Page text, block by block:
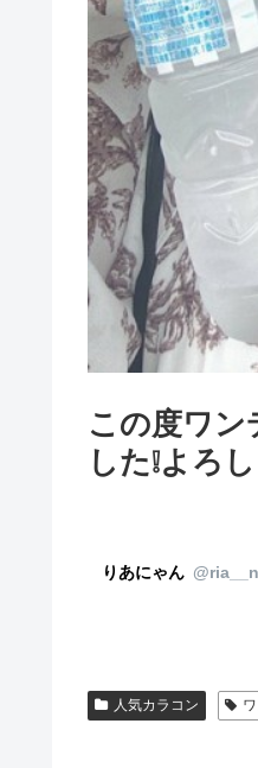
この度ワ
した❕よろ
りあにゃん
人気カラコン